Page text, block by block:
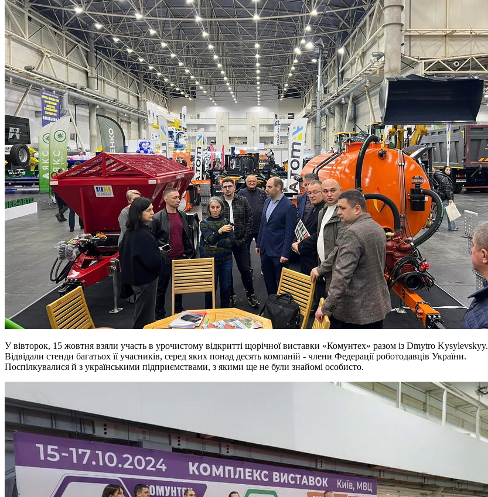
У вівторок, 15 жовтня взяли участь в урочистому відкритті щорічної виставки «Комунтех» разом із Dmytro Kysylevskyy.
Відвідали стенди багатьох її учасників, серед яких понад десять компаній - члени Федерації роботодавців України.
Поспілкувалися й з українськими підприємствами, з якими ще не були знайомі особисто.